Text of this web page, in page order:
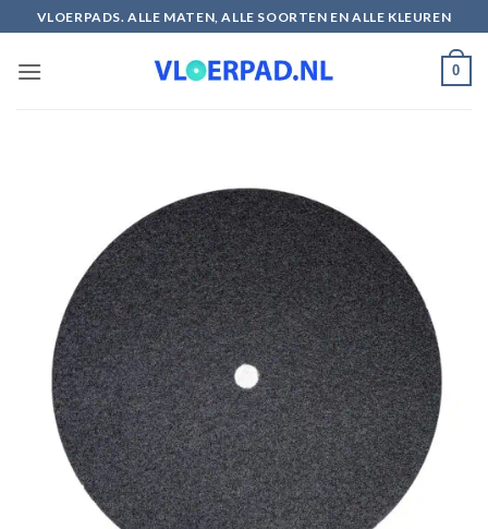
naar
inhoud
VLOERPADS. ALLE MATEN, ALLE SOORTEN EN ALLE KLEUREN
0